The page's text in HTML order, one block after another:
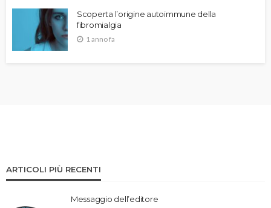
Scoperta l’origine autoimmune della
fibromialgia
1 anno fa
ARTICOLI PIÙ RECENTI
Messaggio dell’editore